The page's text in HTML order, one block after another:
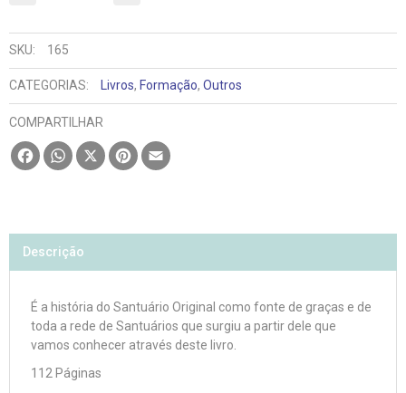
SKU: 165
CATEGORIAS: Livros, Formação, Outros
COMPARTILHAR
FacebookWhatsApp
X Pinterest
Descrição
É a história do Santuário Original como fonte de graças e de
toda a rede de Santuários que surgiu a partir dele que
vamos conhecer através deste livro.
112 Páginas